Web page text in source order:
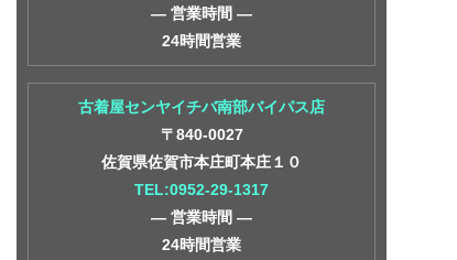
― 営業時間 ―
24時間営業
古着屋センヤイチバ南部バイパス店
〒840-0027
佐賀県佐賀市本庄町本庄１０
TEL:0952-29-1317
― 営業時間 ―
24時間営業